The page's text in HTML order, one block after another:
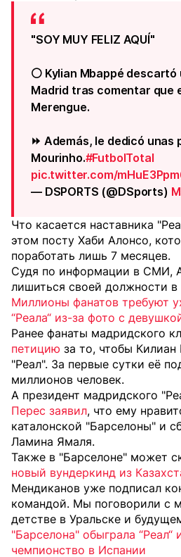
"SOY MUY FELIZ AQUÍ"
⚪ Kylian Mbappé descartó
Madrid tras comentar que
Merengue.
⏩ Además, le dedicó unas
Mourinho.#FutbolTotal
pic.twitter.com/
— DSPORTS (@DSports)
Что касается наставника
этом посту Хаби Алонсо,
поработать лишь 7 месяцев.
Судя по информации в СМИ,
лишиться своей должности в
Миллионы фанатов требуют
“Реала“ из-за фото с
Ранее фанаты мадридского
петицию за то, чтобы Килиан
"Реал". За первые сутки её
миллионов человек.
А президент мадридского
Перес заявил, что ему
каталонской "Барселоны" и
Ламина Ямаля.
Также в "Барселоне" может
новый вундеркинд из
Мендиканов уже подписал
командой. Мы поговорили с
детстве в Уральске и
"Барселона" обыграла “Реал“
чемпионство в Испании